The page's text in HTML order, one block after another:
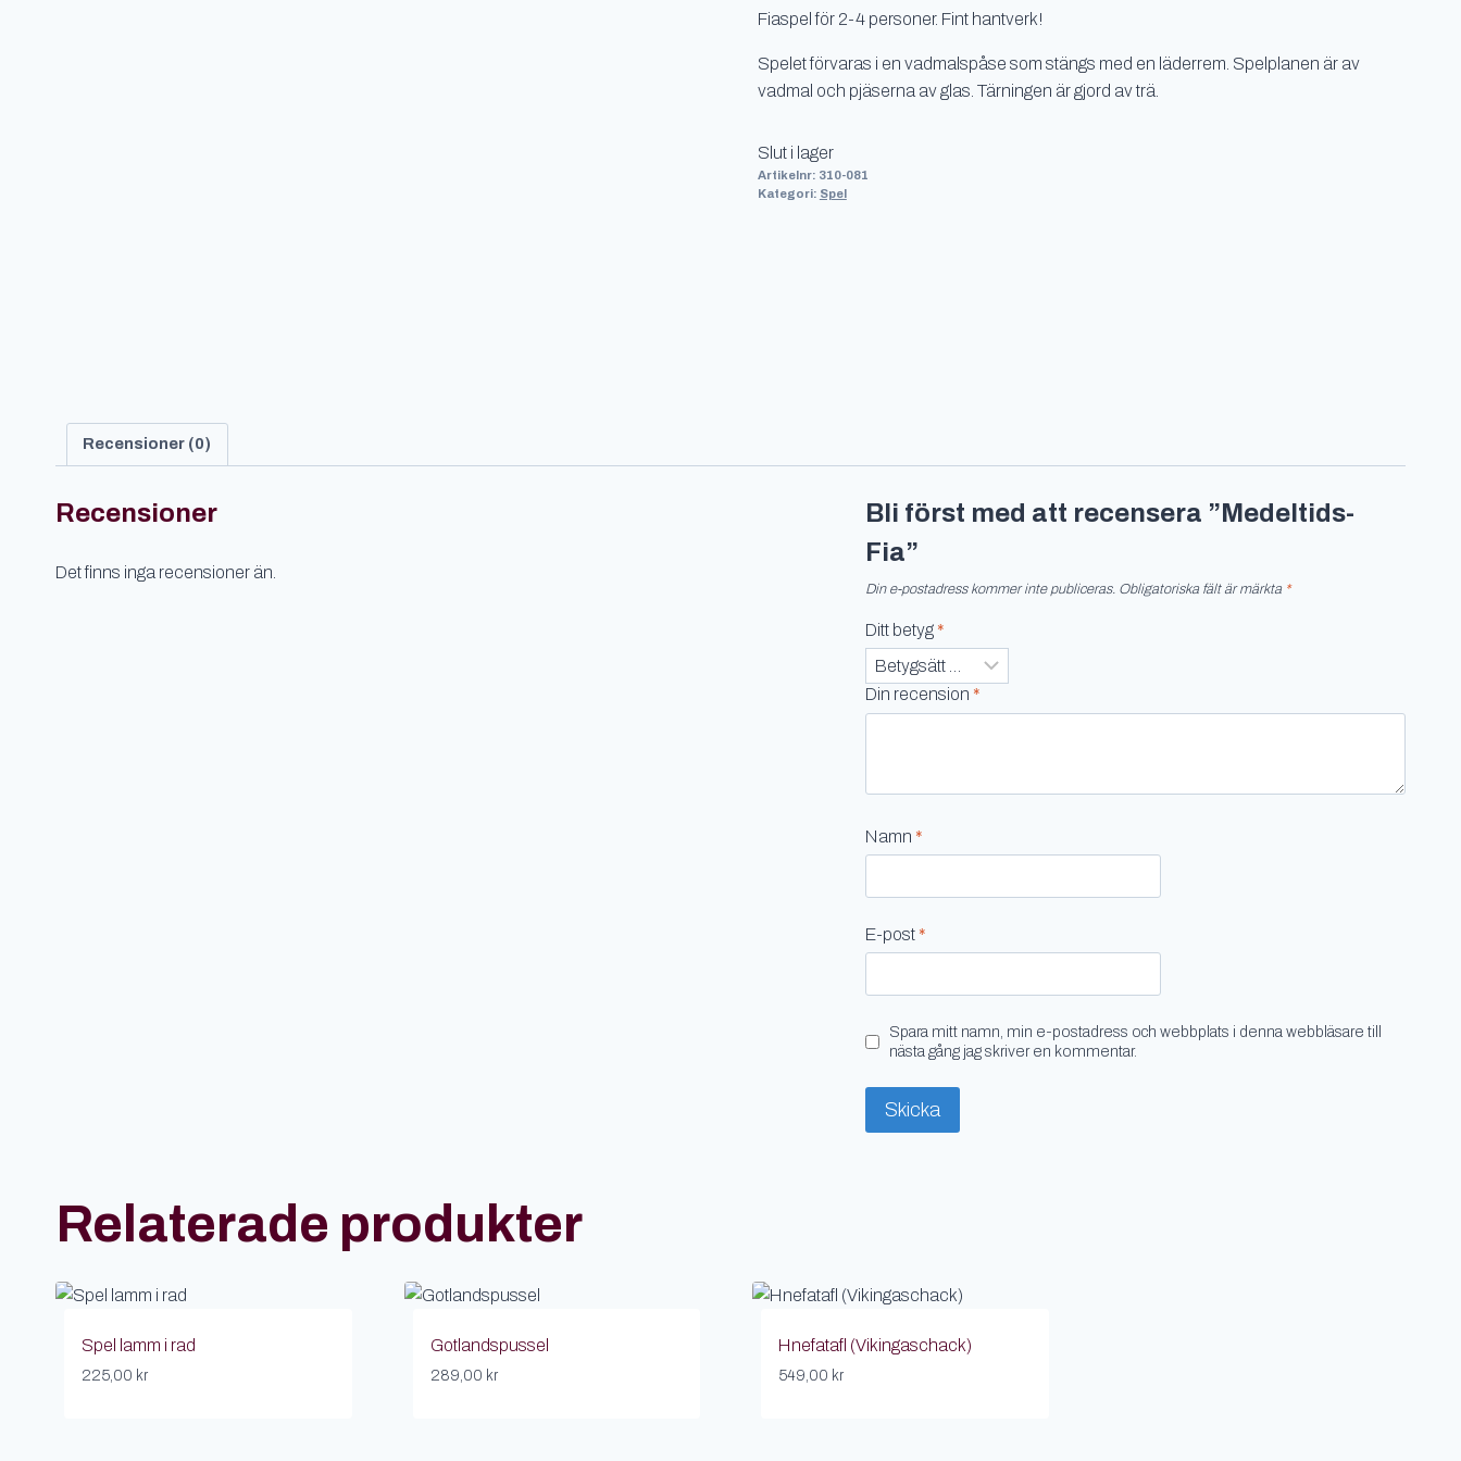
Fiaspel för 2-4 personer. Fint hantverk!
Spelet förvaras i en vadmalspåse som stängs med en läderrem. Spelplanen är av
vadmal och pjäserna av glas. Tärningen är gjord av trä.
Slut i lager
Artikelnr: 310-081
Kategori: Spel
Recensioner (0)
Recensioner
Det finns inga recensioner än.
Bli först med att recensera ”Medeltids-
Fia”
Din e-postadress kommer inte publiceras. Obligatoriska fält är märkta *
Ditt betyg *
Din recension *
Namn *
E-post *
Spara mitt namn, min e-postadress och webbplats i denna webbläsare till
nästa gång jag skriver en kommentar.
Relaterade produkter
Spel lamm i rad
225,00 kr
Gotlandspussel
289,00 kr
Hnefatafl (Vikingaschack)
549,00 kr